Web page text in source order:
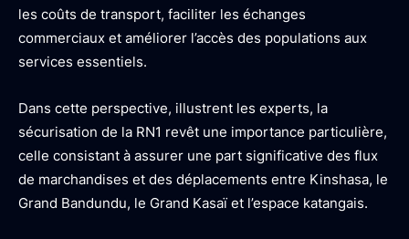
les coûts de transport, faciliter les échanges
commerciaux et améliorer l’accès des populations aux
services essentiels.
Dans cette perspective, illustrent les experts, la
sécurisation de la RN1 revêt une importance particulière,
celle consistant à assurer une part significative des flux
de marchandises et des déplacements entre Kinshasa, le
Grand Bandundu, le Grand Kasaï et l’espace katangais.